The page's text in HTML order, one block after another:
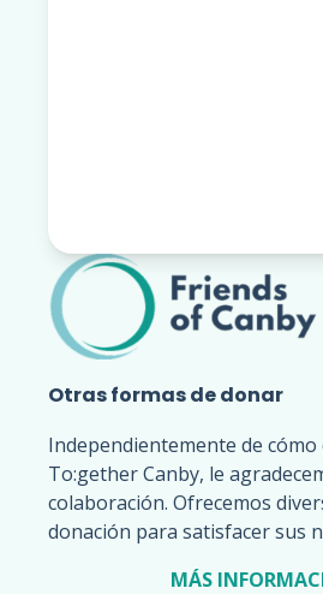
Otras formas de donar
Independientemente de cómo
To:gether Canby, le
colaboración. Ofrecemos
donación para satisfacer sus
MÁS